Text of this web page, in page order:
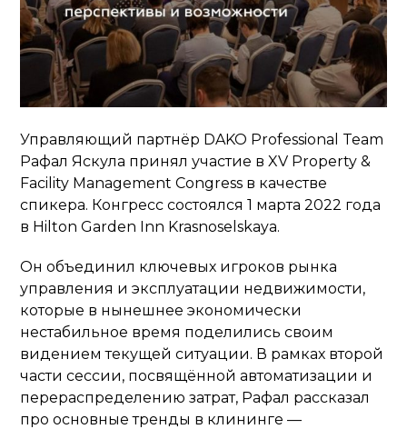
Управляющий партнёр DAKO Professional Team
Рафал Яскула принял участие в XV Property &
Facility Management Congress в качестве
спикера. Конгресс состоялся 1 марта 2022 года
в Hilton Garden Inn Krasnoselskaya.
Он объединил ключевых игроков рынка
управления и эксплуатации недвижимости,
которые в нынешнее экономически
нестабильное время поделились своим
видением текущей ситуации. В рамках второй
части сессии, посвящённой автоматизации и
перераспределению затрат, Рафал рассказал
про основные тренды в клининге —